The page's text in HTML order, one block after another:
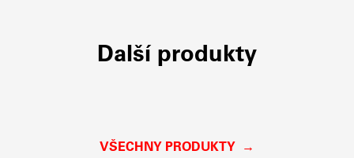
Další produkty
VŠECHNY PRODUKTY